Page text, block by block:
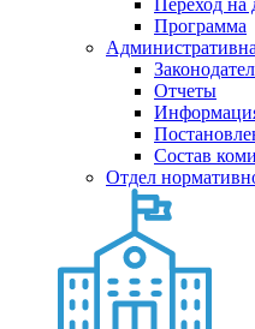
Переход на
Программа
Отчеты
Состав
Отдел